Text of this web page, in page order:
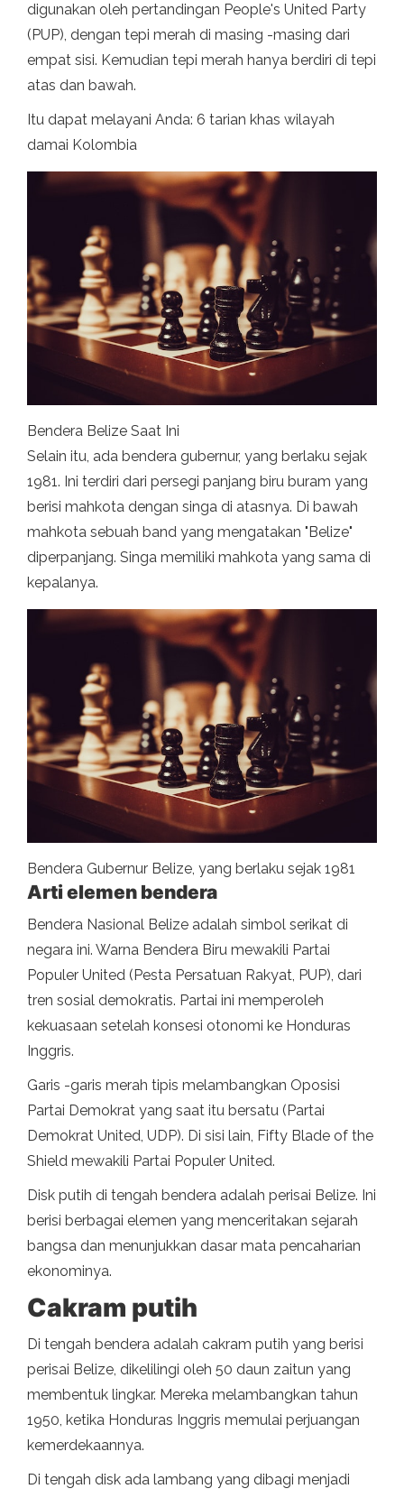
digunakan oleh pertandingan People's United Party
(PUP), dengan tepi merah di masing -masing dari
empat sisi. Kemudian tepi merah hanya berdiri di tepi
atas dan bawah.
Itu dapat melayani Anda: 6 tarian khas wilayah
damai Kolombia
Bendera Belize Saat Ini
Selain itu, ada bendera gubernur, yang berlaku sejak
1981. Ini terdiri dari persegi panjang biru buram yang
berisi mahkota dengan singa di atasnya. Di bawah
mahkota sebuah band yang mengatakan "Belize"
diperpanjang. Singa memiliki mahkota yang sama di
kepalanya.
Bendera Gubernur Belize, yang berlaku sejak 1981
Arti elemen bendera
Bendera Nasional Belize adalah simbol serikat di
negara ini. Warna Bendera Biru mewakili Partai
Populer United (Pesta Persatuan Rakyat, PUP), dari
tren sosial demokratis. Partai ini memperoleh
kekuasaan setelah konsesi otonomi ke Honduras
Inggris.
Garis -garis merah tipis melambangkan Oposisi
Partai Demokrat yang saat itu bersatu (Partai
Demokrat United, UDP). Di sisi lain, Fifty Blade of the
Shield mewakili Partai Populer United.
Disk putih di tengah bendera adalah perisai Belize. Ini
berisi berbagai elemen yang menceritakan sejarah
bangsa dan menunjukkan dasar mata pencaharian
ekonominya.
Cakram putih
Di tengah bendera adalah cakram putih yang berisi
perisai Belize, dikelilingi oleh 50 daun zaitun yang
membentuk lingkar. Mereka melambangkan tahun
1950, ketika Honduras Inggris memulai perjuangan
kemerdekaannya.
Di tengah disk ada lambang yang dibagi menjadi